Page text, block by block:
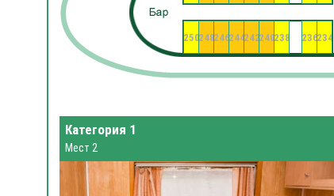
234
236
238
240
242
244
246
248
250
Категория 1
Мест 2